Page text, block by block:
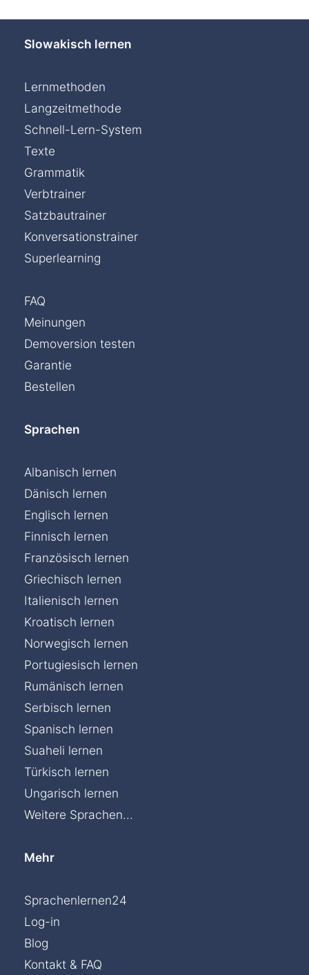
Slowakisch lernen
Lernmethoden
Langzeitmethode
Schnell-Lern-System
Texte
Grammatik
Verbtrainer
Satzbautrainer
Konversationstrainer
Superlearning
FAQ
Meinungen
Demoversion testen
Garantie
Bestellen
Sprachen
Albanisch lernen
Dänisch lernen
Englisch lernen
Finnisch lernen
Französisch lernen
Griechisch lernen
Italienisch lernen
Kroatisch lernen
Norwegisch lernen
Portugiesisch lernen
Rumänisch lernen
Serbisch lernen
Spanisch lernen
Suaheli lernen
Türkisch lernen
Ungarisch lernen
Weitere Sprachen...
Mehr
Sprachenlernen24
Log-in
Blog
Kontakt & FAQ